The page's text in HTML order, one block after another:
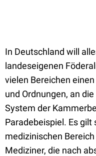
In Deutschland will
landeseigenen
vielen Bereichen
und Ordnungen, an
System der
Paradebeispiel. Es
medizinischen
Mediziner, die nach